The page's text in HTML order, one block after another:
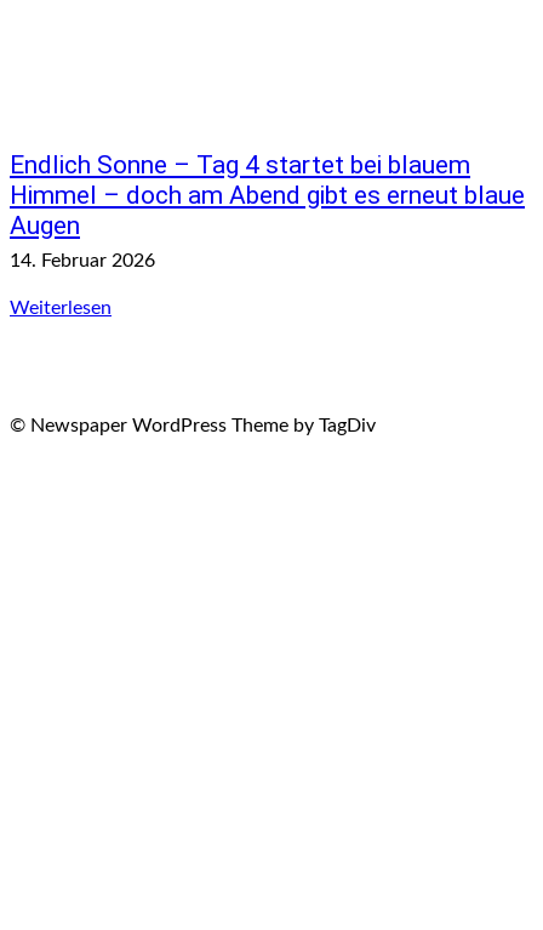
Endlich Sonne – Tag 4 startet bei blauem
Himmel – doch am Abend gibt es erneut blaue
Augen
14. Februar 2026
Weiterlesen
© Newspaper WordPress Theme by TagDiv